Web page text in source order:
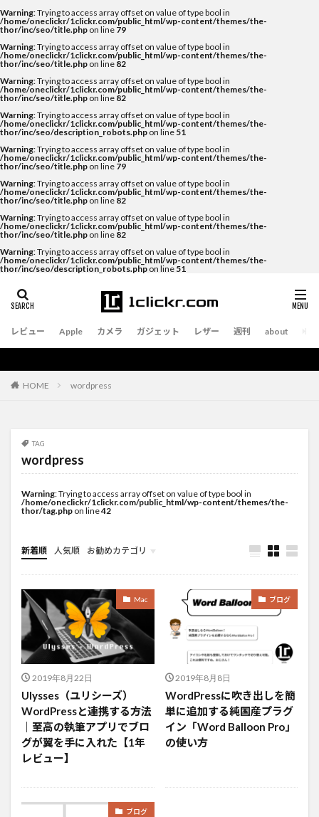
Warning: Trying to access array offset on value of type bool in
/home/oneclickr/1clickr.com/public_html/wp-content/themes/the-
thor/inc/seo/title.php on line 79
Warning: Trying to access array offset on value of type bool in
/home/oneclickr/1clickr.com/public_html/wp-content/themes/the-
thor/inc/seo/title.php on line 82
Warning: Trying to access array offset on value of type bool in
/home/oneclickr/1clickr.com/public_html/wp-content/themes/the-
thor/inc/seo/title.php on line 82
Warning: Trying to access array offset on value of type bool in
/home/oneclickr/1clickr.com/public_html/wp-content/themes/the-
thor/inc/seo/description_robots.php on line 51
Warning: Trying to access array offset on value of type bool in
/home/oneclickr/1clickr.com/public_html/wp-content/themes/the-
thor/inc/seo/title.php on line 79
Warning: Trying to access array offset on value of type bool in
/home/oneclickr/1clickr.com/public_html/wp-content/themes/the-
thor/inc/seo/title.php on line 82
Warning: Trying to access array offset on value of type bool in
/home/oneclickr/1clickr.com/public_html/wp-content/themes/the-
thor/inc/seo/title.php on line 82
Warning: Trying to access array offset on value of type bool in
/home/oneclickr/1clickr.com/public_html/wp-content/themes/the-
thor/inc/seo/description_robots.php on line 51
レビュー Apple カメラ ガジェット レザー 週刊 about
HOME wordpress
TAG
wordpress
Warning: Trying to access array offset on value of type bool in
/home/oneclickr/1clickr.com/public_html/wp-content/themes/the-
thor/tag.php on line42
新着順 人気順 お勧めカテゴリ
未分類
Mac
2019年8月22日
Ulysses（ユリシーズ）
WordPressと連携する方法
｜至高の執筆アプリでブロ
グが翼を手に入れた【1年
レビュー】
ブログ
2019年8月8日
WordPressに吹き出しを簡
単に追加する純国産プラグ
イン「Word Balloon Pro」
の使い方
ブログ